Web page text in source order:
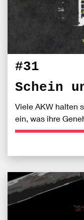
#31
Schein
Viele AKW halten
ein, was ihre
schließen